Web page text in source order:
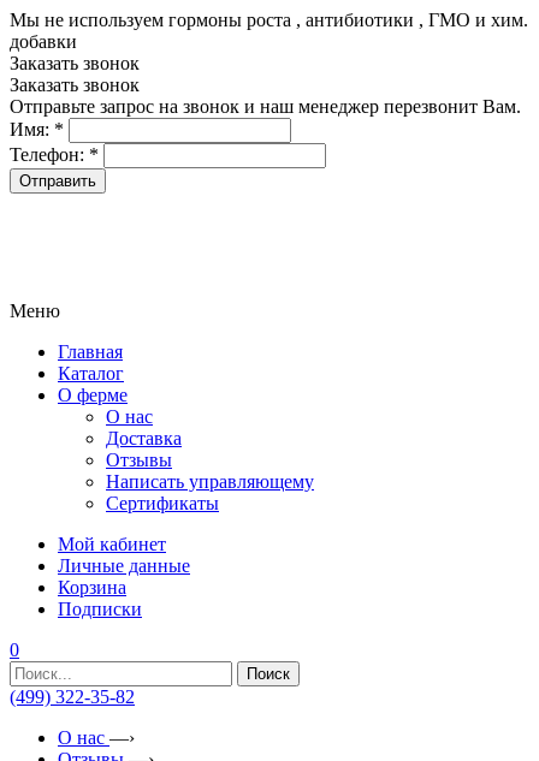
Мы не используем гормоны роста , антибиотики , ГМО и хим.
добавки
Заказать звонок
Заказать звонок
Отправьте запрос на звонок и наш менеджер перезвонит Вам.
Имя: *
Телефон: *
Меню
Главная
Каталог
О ферме
О нас
Доставка
Отзывы
Написать управляющему
Сертификаты
Мой кабинет
Личные данные
Корзина
Подписки
0
Поиск
(499) 322-35-82
О нас —›